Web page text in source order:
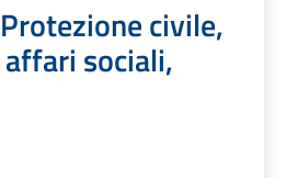
civile,
sociali,